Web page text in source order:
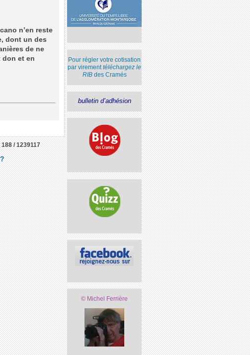
n’en reste
dont un des
de ne
don et en
Pour régler votre cotisation
par virementtéléchargez le
RIBdes Cramés
bulletin d’adhésion
© Michel Ferrière
188 / 1239117
?